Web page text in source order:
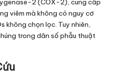
2 (COX-2), cung cấp
viêm mà không có nguy cơ
không chọn lọc. Tuy nhiên,
trong dân số phẫu thuật